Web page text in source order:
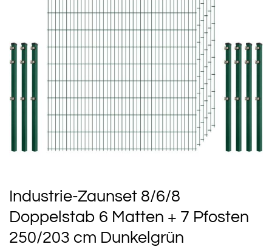
Industrie-Zaunset 8/6/8
Doppelstab 6 Matten + 7 Pfosten
250/203 cm Dunkelgrün